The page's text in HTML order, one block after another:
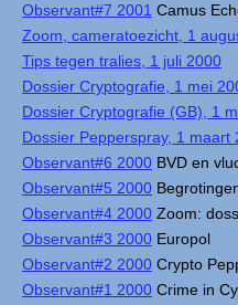
Observant#7 2001 Camus
Zoom, cameratoezicht, 1
Tips tegen tralies, 1 juli 2000
Dossier Cryptografie, 1 mei
Dossier Cryptografie (GB), 1
Dossier Pepperspray, 1 maart
Observant#6 2000 BVD en
Observant#5 2000
Observant#4 2000 Zoom:
Observant#3 2000 Europol
Observant#2 2000 Crypto
Observant#1 2000 Crime in